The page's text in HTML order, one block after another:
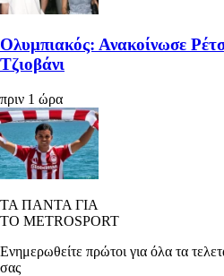
Ολυμπιακός: Ανακοίνωσε
Τζιοβάνι
πριν 1 ώρα
ΤΑ ΠΑΝΤΑ ΓΙΑ
ΤΟ METROSPORT
Ενημερωθείτε πρώτοι για όλα τα
σας